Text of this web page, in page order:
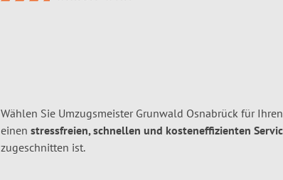
Wählen Sie Umzugsmeister Grunwald Osnabrück für
einen stressfreien, schnellen und kosteneffizienten
zugeschnitten ist.